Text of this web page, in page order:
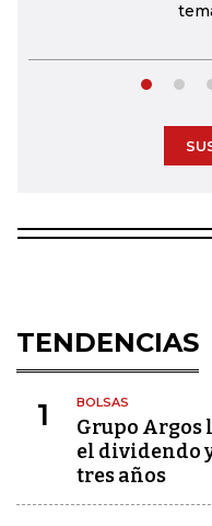
TENDENCIAS
1 BOLSAS
Grupo
el dividendo
tres años